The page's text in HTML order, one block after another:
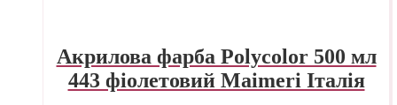
Акрилова фарба Polycolor 500 мл
443 фіолетовий Maimeri Італія